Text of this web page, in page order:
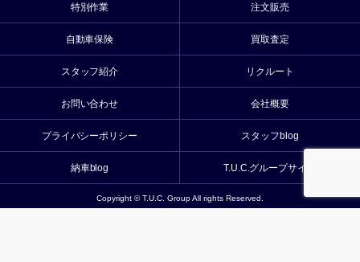
特別作業 注文販売
自動車保険 買取査定
スタッフ紹介 リクルート
お問い合わせ 会社概要
プライバシーポリシー スタッフblog
納車blog T.U.C.グループサイト
Copyright © T.U.C. Group All rights Reserved.